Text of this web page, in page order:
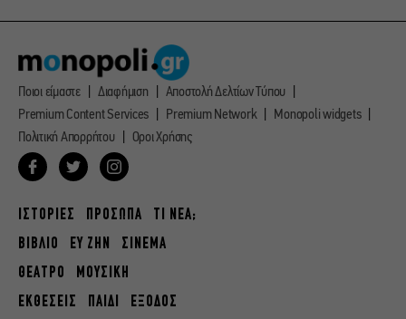
Ποιοι είμαστε Διαφήμιση
Αποστολή Δελτίων Τύπου
Premium Content Services
Premium Network
Monopoli widgets
Πολιτική Απορρήτου
Οροι Χρήσης
ΙΣΤΟΡΙΕΣ ΠΡΟΣΩΠΑ
ΤΙ ΝΕΑ;
ΒΙΒΛΙΟ
ΕΥ ΖΗΝ
ΣΙΝΕΜΑ
ΘΕΑΤΡΟ
ΜΟΥΣΙΚΗ
ΕΚΘΕΣΕΙΣ
ΠΑΙΔΙ ΕΞΟΔΟΣ